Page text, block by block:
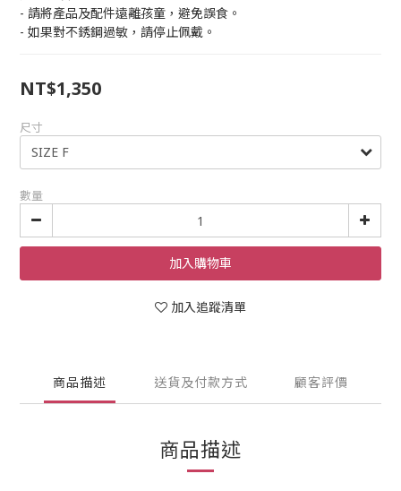
- 請將產品及配件遠離孩童，避免誤食。
- 如果對不銹鋼過敏，請停止佩戴。
NT$1,350
尺寸
數量
加入購物車
加入追蹤清單
商品描述 送貨及付款方式 顧客評價
商品描述